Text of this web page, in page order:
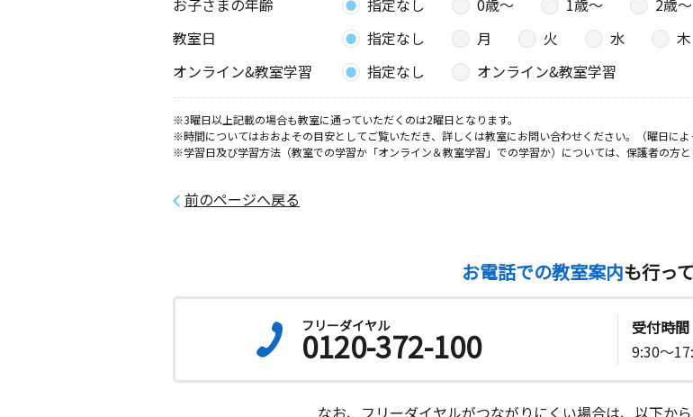
徳島県板野郡上板町高磯３０７－３
藍住南教室
0歳～高校生
徳島県板野郡藍住町奥野和田７８
月
お子さまの年齢 指定なし 0歳〜 1歳〜 2歳〜
教室日
指定なし 月 火 水 木
オンライン&教室学習
指定なし オンライン&教室学習
※3曜日以上記載の場合も教室に通っていただくのは2曜日となります。
※時間についてはおおよその目安としてご覧いただき、詳しくは教室にお問い合わせください。（曜日に
※学習日及び学習方法（教室での学習か「オンライン＆教室学習」での学習か）については、保護者の方と
前のページへ戻る
お電話での教室案内も行っ
フリーダイヤル
0120-372-100
受付時間
9:30～
なお、フリーダイヤルがつながりにくい場合は、以下か